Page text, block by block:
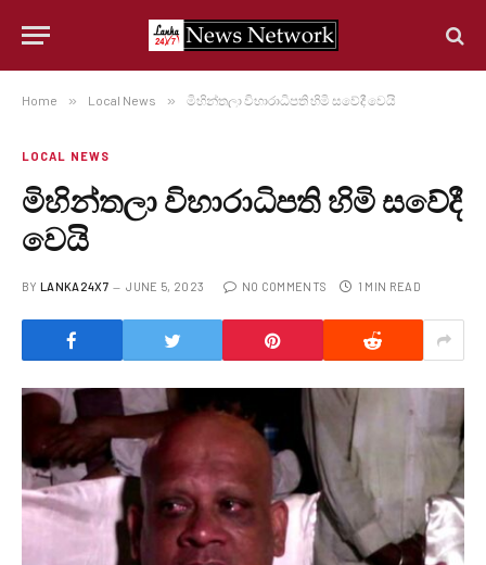
Home » Local News » මිහින්තලා විහාරාධිපති හිමි සවේදී වෙයි
LOCAL NEWS
මිහින්තලා විහාරාධිපති හිමි සවේදී
වෙයි
BY LANKA24X7 JUNE 5, 2023 NO COMMENTS 1 MIN READ